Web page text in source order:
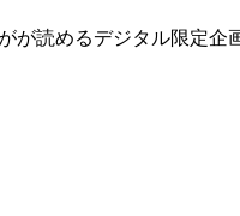
が読めるデジタル限定